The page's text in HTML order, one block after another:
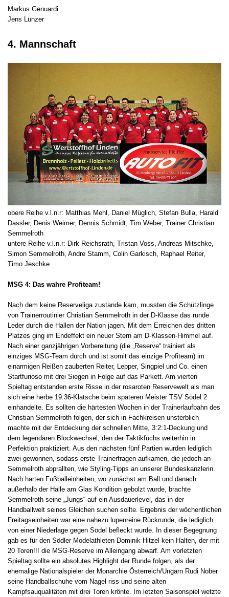
Markus Genuardi
Jens Lünzer
4. Mannschaft
obere Reihe v.l.n.r: Matthias Mehl, Daniel Müglich, Stefan Bulla, Harald
Dassler, Denis Weimer, Dennis Schmidt, Tim Weber, Trainer Christian
Semmelroth
untere Reihe v.l.n.r: Dirk Reichsrath, Tristan Voss, Andreas Mitschke,
Simon Semmelroth, Andre Stamm, Colin Garkisch, Raphael Reiter,
Timo Jeschke
MSG 4: Das wahre Profiteam!
Nach dem keine Reserveliga zustande kam, mussten die Schützlinge
von Trainerroutinier Christian Semmelroth in der D-Klasse das runde
Leder durch die Hallen der Nation jagen. Mit dem Erreichen des dritten
Platzes ging im Endeffekt ein neuer Stern am D-Klassen-Himmel auf.
Nach einer ganzjährigen Vorbereitung (die „Reserve“ trainiert als
einziges MSG-Team durch und ist somit das einzige Profiteam) im
einarmigen Reißen zauberten Reiter, Lepper, Singpiel und Co. einen
Startfurioso mit drei Siegen in Folge auf das Parkett. Am vierten
Spieltag entstanden erste Risse in der rosaroten Reservewelt als man
sich eine herbe 19:36-Klatsche beim späteren Meister TSV Södel 2
einhandelte. Es sollten die härtesten Wochen in der Trainerlaufbahn des
Christian Semmelroth folgen, der sich in Fachkreisen unsterblich
machte mit der Entdeckung der schnellen Mitte, 3:2:1-Deckung und
dem legendären Blockwechsel, den der Taktikfuchs weiterhin in
Perfektion praktiziert. Aus den nächsten fünf Partien wurden lediglich
zwei gewonnen, sodass erste Trainerfragen aufkamen, die jedoch an
Semmelroth abprallten, wie Styling-Tipps an unserer Bundeskanzlerin.
Nach harten Fußballeinheiten, wo zunächst am Ball und danach
außerhalb der Halle am Glas Kondition gebolzt wurde, brachte
Semmelroth seine „Jungs“ auf ein Ausdauerlevel, das in der
Handballwelt seines Gleichen suchen sollte. Ergebnis der wöchentlichen
Freitagseinheiten war eine nahezu lupenreine Rückrunde, die lediglich
von einer Niederlage gegen Södel befleckt wurde. In dieser Begegnung
gab es für den Södler Modelathleten Dominik Hitzel kein Halten, der mit
20 Toren!!! die MSG-Reserve im Alleingang abwarf. Am vorletzten
Spieltag sollte ein absolutes Highlight der Runde folgen, als der
ehemalige Nationalspieler der Monarchie Österreich/Ungarn Rudi Nober
seine Handballschuhe vom Nagel riss und seine alten
Kampfsauqualitäten mit drei Toren krönte. Im letzten Saisonspiel wetzte